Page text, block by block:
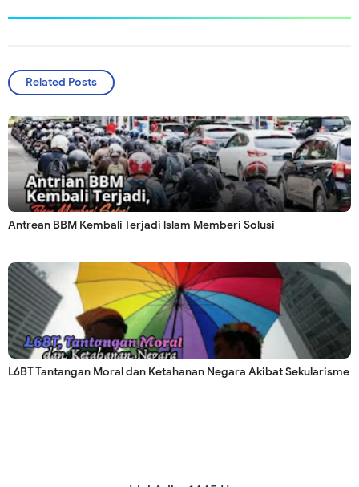
Related Posts
Antrean BBM Kembali Terjadi lslam Memberi Solusi
L6BT Tantangan Moral dan Ketahanan Negara Akibat Sekularisme